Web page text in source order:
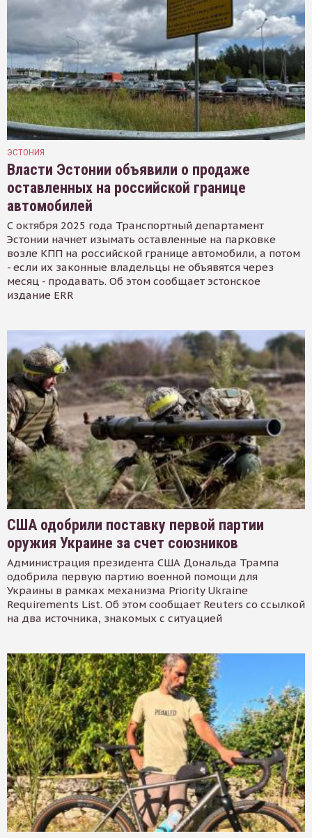
ЭСТОНИЯ
Власти Эстонии объявили о продаже
оставленных на российской границе
автомобилей
С октября 2025 года Транспортный департамент
Эстонии начнет изымать оставленные на парковке
возле КПП на российской границе автомобили, а потом
- если их законные владельцы не объявятся через
месяц - продавать. Об этом сообщает эстонское
издание ERR
США одобрили поставку первой партии
оружия Украине за счет союзников
Администрация президента США Дональда Трампа
одобрила первую партию военной помощи для
Украины в рамках механизма Priority Ukraine
Requirements List. Об этом сообщает Reuters со ссылкой
на два источника, знакомых с ситуацией